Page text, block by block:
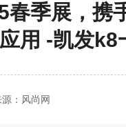
季展，携
用 -凯发k8
源：风尚网